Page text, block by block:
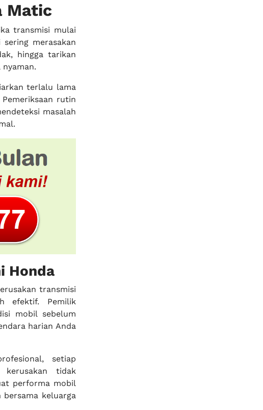
Matic
transmisi mulai
merasakan
hingga tarikan
terlalu lama
rutin
masalah
Honda
transmisi
efektif. Pemilik
mobil sebelum
harian Anda
setiap
kerusakan tidak
performa mobil
keluarga